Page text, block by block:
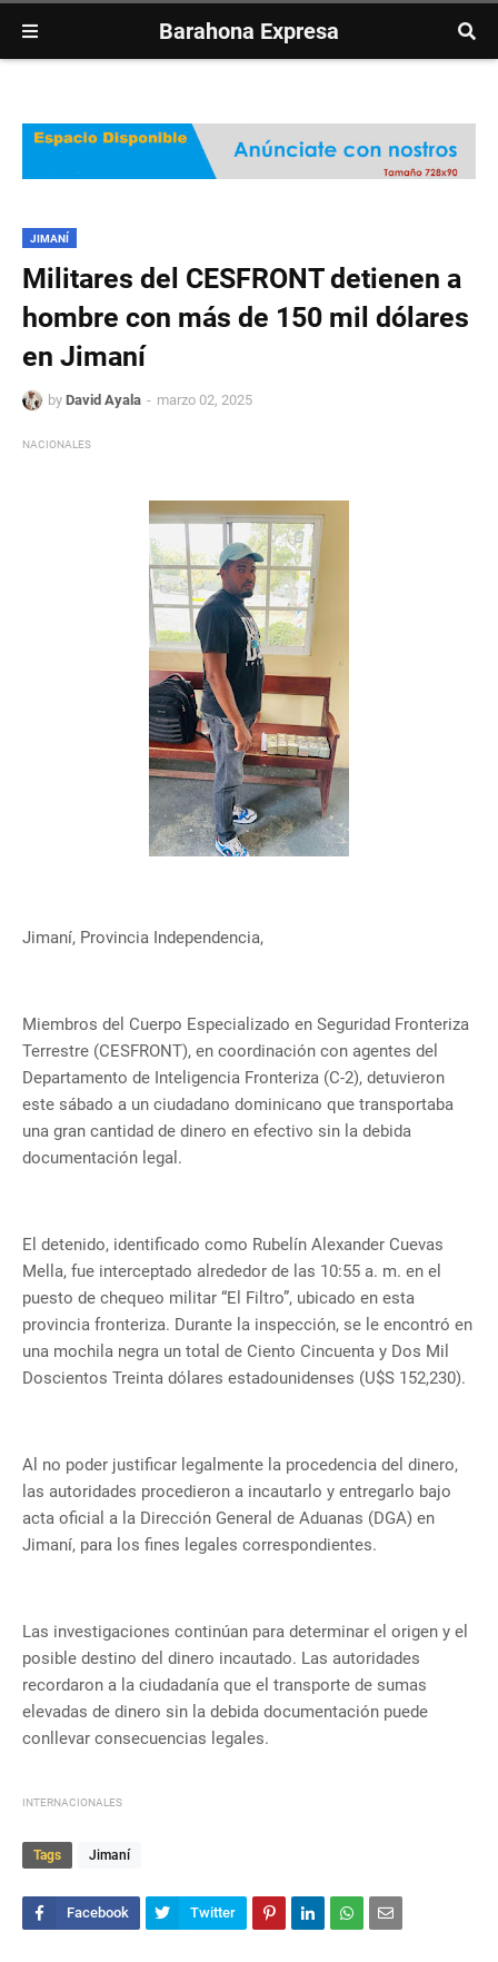
Barahona Expresa
JIMANÍ
Militares del CESFRONT detienen a
hombre con más de 150 mil dólares
en Jimaní
by David Ayala marzo 02, 2025
NACIONALES
Jimaní, Provincia Independencia,
Miembros del Cuerpo Especializado en Seguridad Fronteriza
Terrestre (CESFRONT), en coordinación con agentes del
Departamento de Inteligencia Fronteriza (C-2), detuvieron
este sábado a un ciudadano dominicano que transportaba
una gran cantidad de dinero en efectivo sin la debida
documentación legal.
El detenido, identificado como Rubelín Alexander Cuevas
Mella, fue interceptado alrededor de las 10:55 a. m. en el
puesto de chequeo militar “El Filtro”, ubicado en esta
provincia fronteriza. Durante la inspección, se le encontró en
una mochila negra un total de Ciento Cincuenta y Dos Mil
Doscientos Treinta dólares estadounidenses (U$S 152,230).
Al no poder justificar legalmente la procedencia del dinero,
las autoridades procedieron a incautarlo y entregarlo bajo
acta oficial a la Dirección General de Aduanas (DGA) en
Jimaní, para los fines legales correspondientes.
Las investigaciones continúan para determinar el origen y el
posible destino del dinero incautado. Las autoridades
recordaron a la ciudadanía que el transporte de sumas
elevadas de dinero sin la debida documentación puede
conllevar consecuencias legales.
INTERNACIONALES
Tags Jimaní